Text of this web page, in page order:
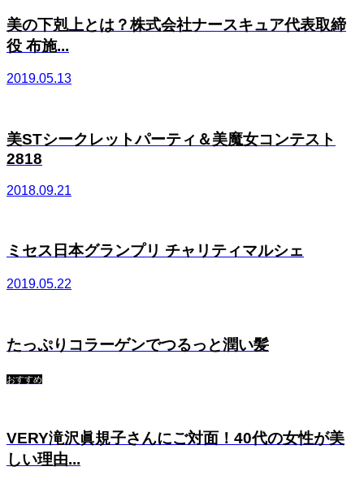
美の下剋上とは？株式会社ナースキュア代表取締
役 布施...
2019.05.13
美STシークレットパーティ＆美魔女コンテスト
2818
2018.09.21
ミセス日本グランプリ チャリティマルシェ
2019.05.22
たっぷりコラーゲンでつるっと潤い髪
おすすめ
VERY滝沢眞規子さんにご対面！40代の女性が美
しい理由...